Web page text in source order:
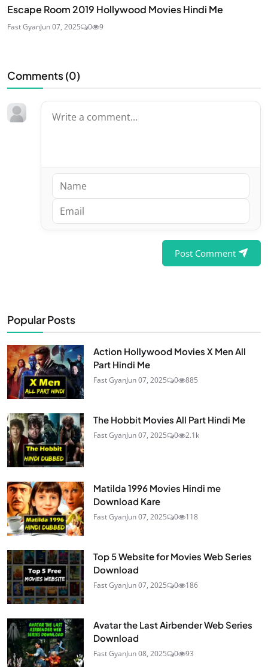
Escape Room 2019 Hollywood Movies Hindi Me
Fast GyanJun 07, 2025 0 9
Comments (0)
Post Comment
Popular Posts
Action Hollywood Movies X Men All
Part Hindi Me
Fast GyanJun 07, 2025 0 885
The Hobbit Movies All Part Hindi Me
Fast GyanJun 07, 2025 0 2.1k
Matilda 1996 Movies Hindi me
Download Kare
Fast GyanJun 07, 2025 0 118
Top 5 Website for Movies Web Series
Download
Fast GyanJun 07, 2025 0 186
Avatar the Last Airbender Web Series
Download
Fast GyanJun 08, 2025 0 93